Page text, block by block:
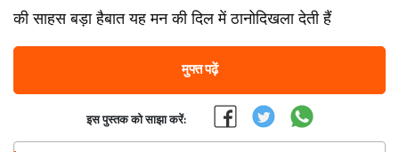
की साहस बड़ा हैबात यह मन की दिल में ठानोदिखला देती हैं
मुफ्त पढ़ें
इस पुस्तक को साझा करें: